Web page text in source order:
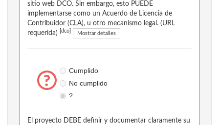
sitio web DCO. Sin embargo, esto PUEDE
implementarse como un Acuerdo de Licencia de
Contribuidor (CLA), u otro mecanismo legal. (URL
requerida)
[dco] Mostrar detalles
Cumplido
No cumplido
?
El proyecto DEBE definir y documentar claramente su